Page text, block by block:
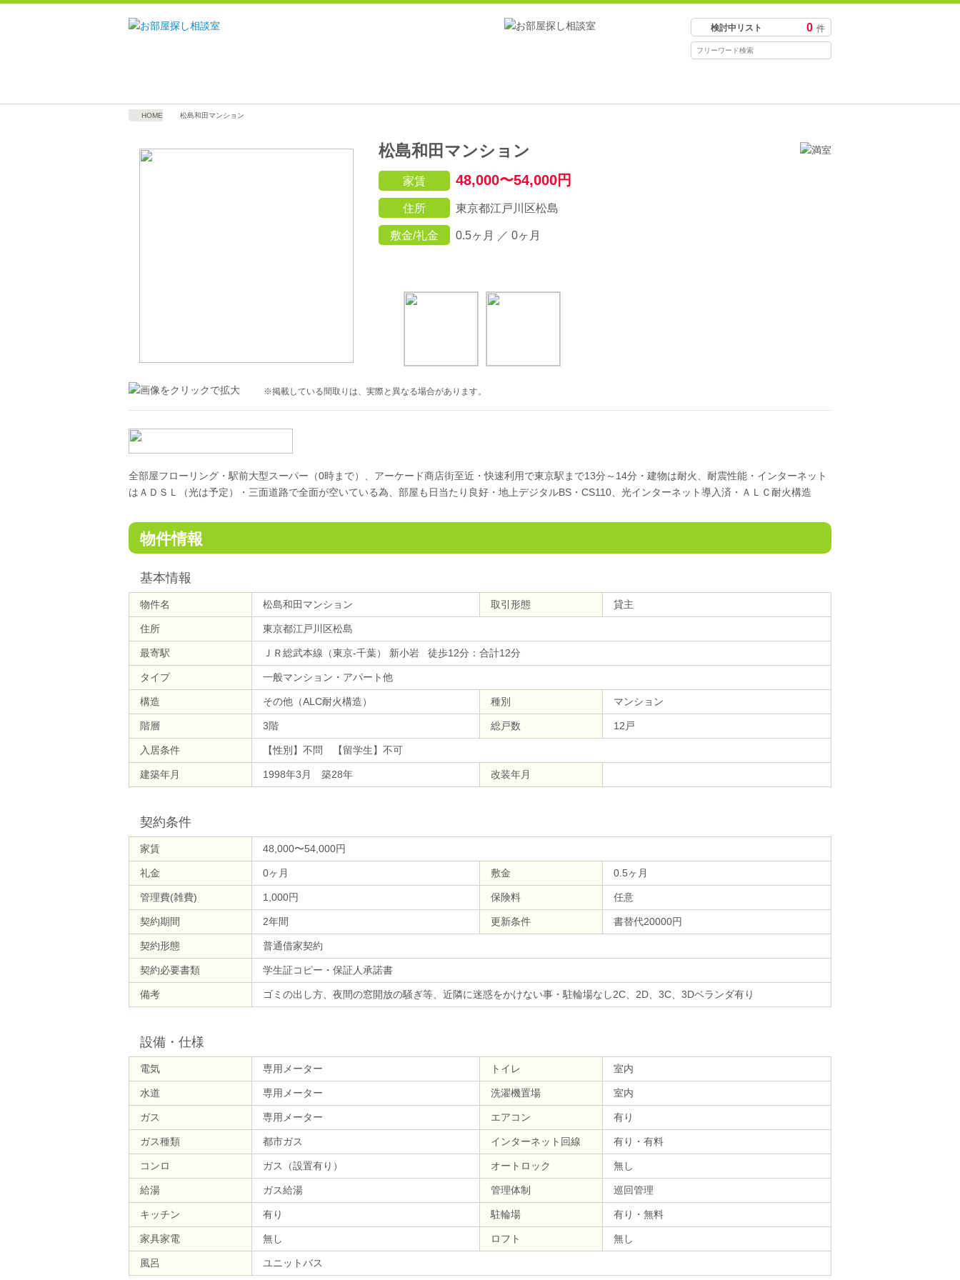
検討中リスト 0 件
HOME 松島和田マンション
松島和田マンション
家賃 48,000〜54,000円
住所 東京都江戸川区松島
敷金/礼金 0.5ヶ月 ／ 0ヶ月
※掲載している間取りは、実際と異なる場合があります。
全部屋フローリング・駅前大型スーパー（0時まで）、アーケード商店街至近・快速利用で東京駅まで13分～14分・建物は耐火、耐震性能・インターネット
はＡＤＳＬ（光は予定）・三面道路で全面が空いている為、部屋も日当たり良好・地上デジタルBS・CS110、光インターネット導入済・ＡＬＣ耐火構造
物件情報
基本情報
物件名 松島和田マンション 取引形態 貸主
住所 東京都江戸川区松島
最寄駅 ＪＲ総武本線（東京-千葉） 新小岩 徒歩12分：合計12分
タイプ 一般マンション・アパート他
構造 その他（ALC耐火構造） 種別 マンション
階層 3階 総戸数 12戸
入居条件 【性別】不問 【留学生】不可
建築年月 1998年3月 築28年 改装年月
契約条件
家賃 48,000〜54,000円
礼金 0ヶ月 敷金 0.5ヶ月
管理費(雑費) 1,000円 保険料 任意
契約期間 2年間 更新条件 書替代20000円
契約形態 普通借家契約
契約必要書類 学生証コピー・保証人承諾書
備考 ゴミの出し方、夜間の窓開放の騒ぎ等、近隣に迷惑をかけない事・駐輪場なし2C、2D、3C、3Dベランダ有り
設備・仕様
電気 専用メーター トイレ 室内
水道 専用メーター 洗濯機置場 室内
ガス 専用メーター エアコン 有り
ガス種類 都市ガス インターネット回線 有り・有料
コンロ ガス（設置有り） オートロック 無し
給湯 ガス給湯 管理体制 巡回管理
キッチン 有り 駐輪場 有り・無料
家具家電 無し ロフト 無し
風呂 ユニットバス